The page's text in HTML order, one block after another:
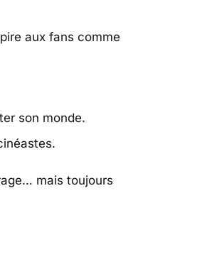
aux fans comme
son monde.
mais toujours